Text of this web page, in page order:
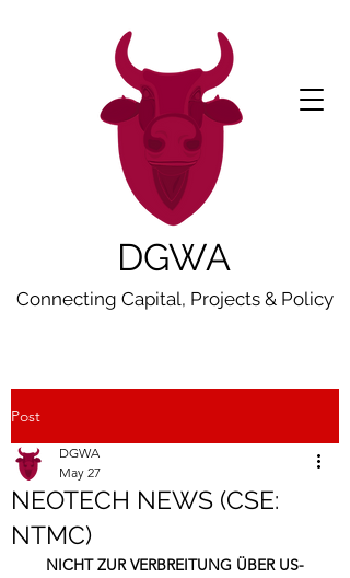
DGWA
Connecting Capital, Projects & Policy
Post
NEOTECH NEWS (CSE:
NTMC)
DGWA
May 27
NICHT ZUR VERBREITUNG ÜBER US-